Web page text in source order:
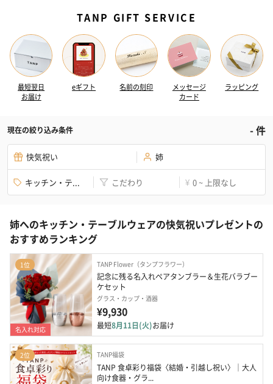
TANP GIFT SERVICE
最短翌日
お届け
eギフト 名前の刻印
メッセージ
カード
ラッピング
現在の絞り込み条件 -件
快気祝い 姉
キッチン・テ... こだわり ¥ 0 ~ 上限なし
姉へのキッチン・テーブルウェアの快気祝いプレゼントの
おすすめランキング
1位
名入れ対応
TANP Flower（タンプフラワー）
記念に残る名入れペアタンブラー＆生花バラブー
ケセット
グラス・カップ・酒器
¥9,930
最短8月11日(火)お届け
2位 TANP福袋
TANP 食卓彩り福袋〈結婚・引越し祝い〉｜大人
向け食器・グラ...